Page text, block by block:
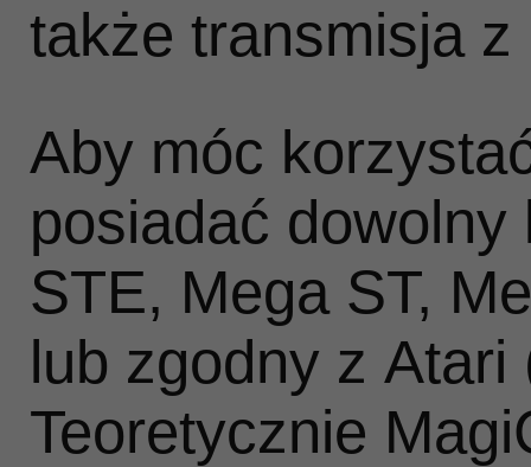
także transmisja
Aby móc
posiadać dowolny
STE, Mega ST,
lub zgodny z
Teoretycznie